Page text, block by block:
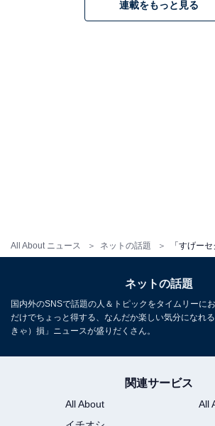
All About ニュース ネットの話題
連載をもっと見る
ネットの話題
国内外のSNSで話題の人＆トピックをタイムリーに
だけでちょっと得する、なんだか楽しい気分になれ
きゃ）損」ニュースが盛りだくさん。
関連サービス
All About
All